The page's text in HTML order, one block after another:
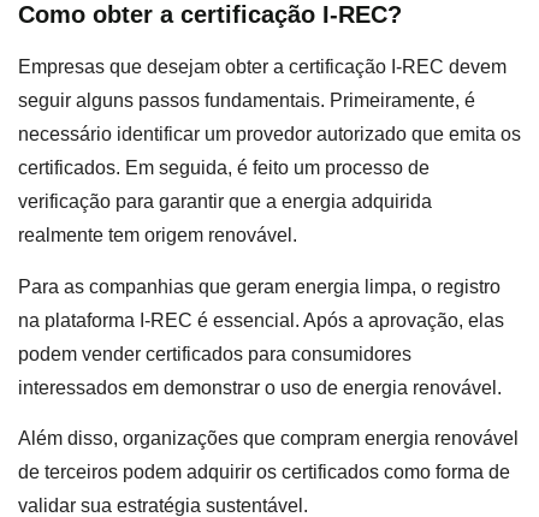
Como obter a certificação I-REC?
Empresas que desejam obter a certificação I-REC devem
seguir alguns passos fundamentais. Primeiramente, é
necessário identificar um provedor autorizado que emita os
certificados. Em seguida, é feito um processo de
verificação para garantir que a energia adquirida
realmente tem origem renovável.
Para as companhias que geram energia limpa, o registro
na plataforma I-REC é essencial. Após a aprovação, elas
podem vender certificados para consumidores
interessados em demonstrar o uso de energia renovável.
Além disso, organizações que compram energia renovável
de terceiros podem adquirir os certificados como forma de
validar sua estratégia sustentável.